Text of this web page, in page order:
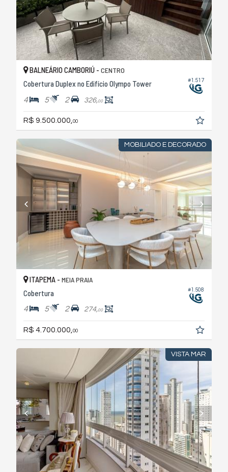
#1.517
BALNEÁRIO CAMBORIÚ - CENTRO
Cobertura Duplex no Edifício Olympo Tower
4 5 2 326,00
R$ 9.500.000,00
MOBILIADO E DECORADO
#1.508
ITAPEMA - MEIA PRAIA
Cobertura
4 5 2 274,00
R$ 4.700.000, 00
VISTA MAR